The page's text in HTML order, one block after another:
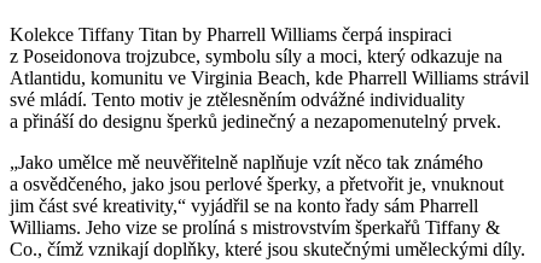
Kolekce Tiffany Titan by Pharrell Williams čerpá inspiraci
z Poseidonova trojzubce, symbolu síly a moci, který odkazuje na
Atlantidu, komunitu ve Virginia Beach, kde Pharrell Williams strávil
své mládí. Tento motiv je ztělesněním odvážné individuality
a přináší do designu šperků jedinečný a nezapomenutelný prvek.
„Jako umělce mě neuvěřitelně naplňuje vzít něco tak známého
a osvědčeného, jako jsou perlové šperky, a přetvořit je, vnuknout
jim část své kreativity,“ vyjádřil se na konto řady sám Pharrell
Williams. Jeho vize se prolíná s mistrovstvím šperkařů Tiffany &
Co., čímž vznikají doplňky, které jsou skutečnými uměleckými díly.